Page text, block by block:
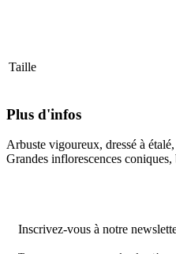
Taille
Plus d'infos
Arbuste vigoureux, dressé à
Grandes inflorescences coniques,
Inscrivez-vous à notre